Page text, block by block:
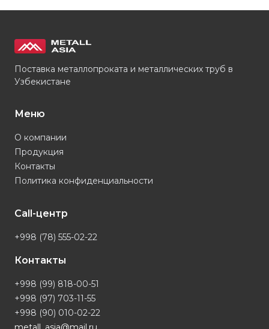
Поставка металлопроката и металлических труб в
Узбекистане
Меню
О компании
Продукция
Контакты
Политика конфиденциальности
Call-центр
+998 (78) 555-02-22
Контакты
+998 (99) 818-00-51
+998 (97) 703-11-55
+998 (90) 010-02-22